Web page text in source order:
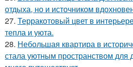
отдыха, но и источником
27. Терракотовый цвет в
тепла и уюта.
28. Небольшая квартира в
стала уютным пространством для